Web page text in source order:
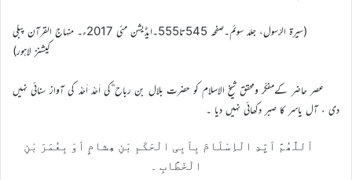
(سیرۃ الرّسول، جلد سوئم۔صفحہ 545تا555۔ایڈیشن مئی 2017ء۔ منہاج القرآن پبلی
کیشنز لاہور)
عصر حاضر کےمفکّر ومحقق شیخ الاسلام کو حضرت بلال بن رباح ؓکی اَحَدْ اَحَدْ کی آواز سنائی نہیں
دی ، آل یاسر کا صبر دکھائی نہیں دیا ۔
اَللّٰھُمَّ اَیِّدِ الْاِسْلَامَ بِاَبِی الْحَکَمِ بْنِ ھِشامٍ اَوْ بِعُمَرَ بْنِ
الْخَطَّابِ ۔